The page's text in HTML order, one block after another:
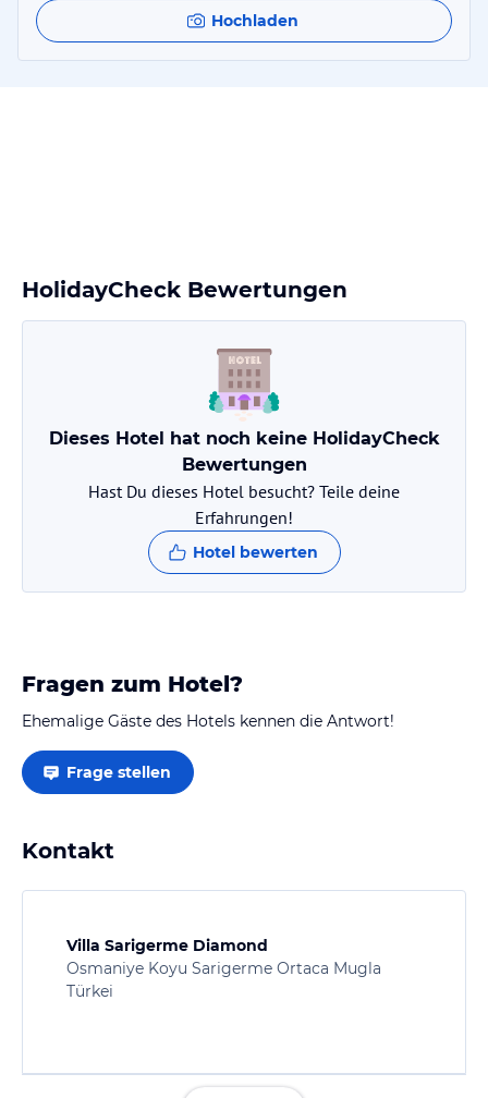
Hochladen
HolidayCheck Bewertungen
Dieses Hotel hat noch keine HolidayCheck
Bewertungen
Hast Du dieses Hotel besucht? Teile deine
Erfahrungen!
Hotel bewerten
Fragen zum Hotel?
Ehemalige Gäste des Hotels kennen die Antwort!
Frage stellen
Kontakt
Villa Sarigerme Diamond
Osmaniye Koyu Sarigerme Ortaca Mugla
Türkei